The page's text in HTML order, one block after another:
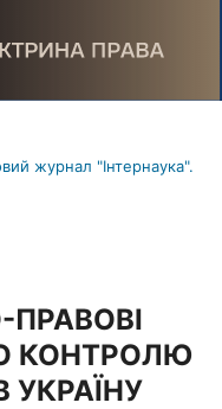
журнал "Інтернаука".
ПРАВОВІ
КОНТРОЛЮ
УКРАЇНУ